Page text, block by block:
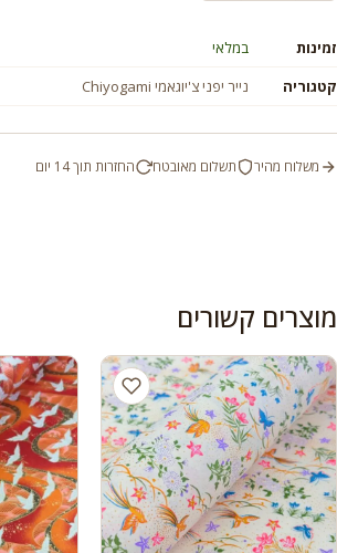
זמינות
במלאי
קטגוריה
נייר יפני צ'יוגאמי Chiyogami
משלוח מהיר תשלום מאובטח החזרות תוך 14 יום
מוצרים קשורים